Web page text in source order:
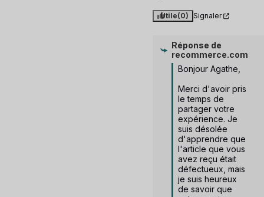
Utile(0) Signaler
Réponse de
recommerce.com
Bonjour Agathe,
Merci d'avoir pris
le temps de
partager votre
expérience. Je
suis désolée
d'apprendre que
l'article que vous
avez reçu était
défectueux, mais
je suis heureux
de savoir que